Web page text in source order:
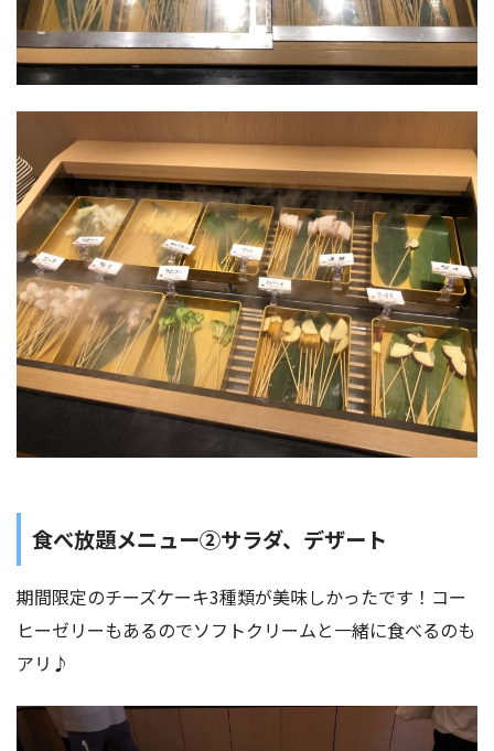
食べ放題メニュー②サラダ、デザート
期間限定のチーズケーキ3種類が美味しかったです！コー
ヒーゼリーもあるのでソフトクリームと一緒に食べるのも
アリ♪